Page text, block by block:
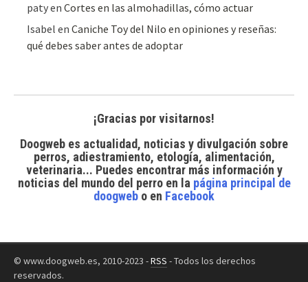
patyenCortes en las almohadillas, cómo actuar
Isabel enCaniche Toy del Nilo en opiniones y reseñas:
qué debes saber antes de adoptar
¡Gracias por visitarnos!
Doogweb es actualidad, noticias y divulgación sobre
perros, adiestramiento, etología, alimentación,
veterinaria... Puedes encontrar más información y
noticias del mundo del perroen la página principal de
doogweb o en Facebook
© www.doogweb.es, 2010-2023 -RSS - Todos los derechos
reservados.